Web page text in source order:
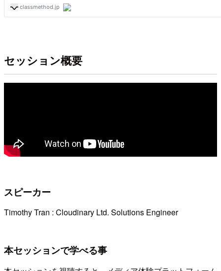
セッション概要
スピーカー
Timothy Tran : Cloudinary Ltd. Solutions Engineer
本セッションで学べる事